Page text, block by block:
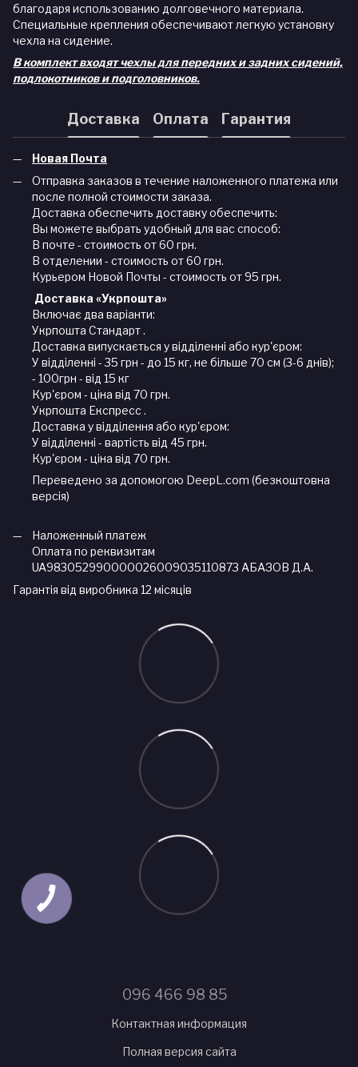
благодаря использованию долговечного материала.
Специальные крепления обеспечивают легкую установку
чехла на сидение.
В комплект входят чехлы для передних и задних сидений,
подлокотников и подголовников.
Доставка Оплата Гарантия
Новая Почта
Отправка заказов в течение наложенного платежа или
после полной стоимости заказа.
Доставка обеспечить доставку обеспечить:
Вы можете выбрать удобный для вас способ:
В почте - стоимость от 60 грн.
В отделении - стоимость от 60 грн.
Курьером Новой Почты - стоимость от 95 грн.
Доставка «Укрпошта»
Включає два варіанти:
Укрпошта Стандарт .
Доставка випускається у відділенні або кур'єром:
У відділенні - 35 грн - до 15 кг, не більше 70 см (3-6 днів);
- 100грн - від 15 кг
Кур'єром - ціна від 70 грн.
Укрпошта Експресс .
Доставка у відділення або кур'єром:
У відділенні - вартість від 45 грн.
Кур'єром - ціна від 70 грн.
Переведено за допомогою DeepL.com (безкоштовна
версія)
Наложенный платеж
Оплата по реквизитам
UA983052990000026009035110873 АБАЗОВ Д.А.
Гарантія від виробника 12 місяців
096 466 98 85
Контактная информация
Полная версия сайта